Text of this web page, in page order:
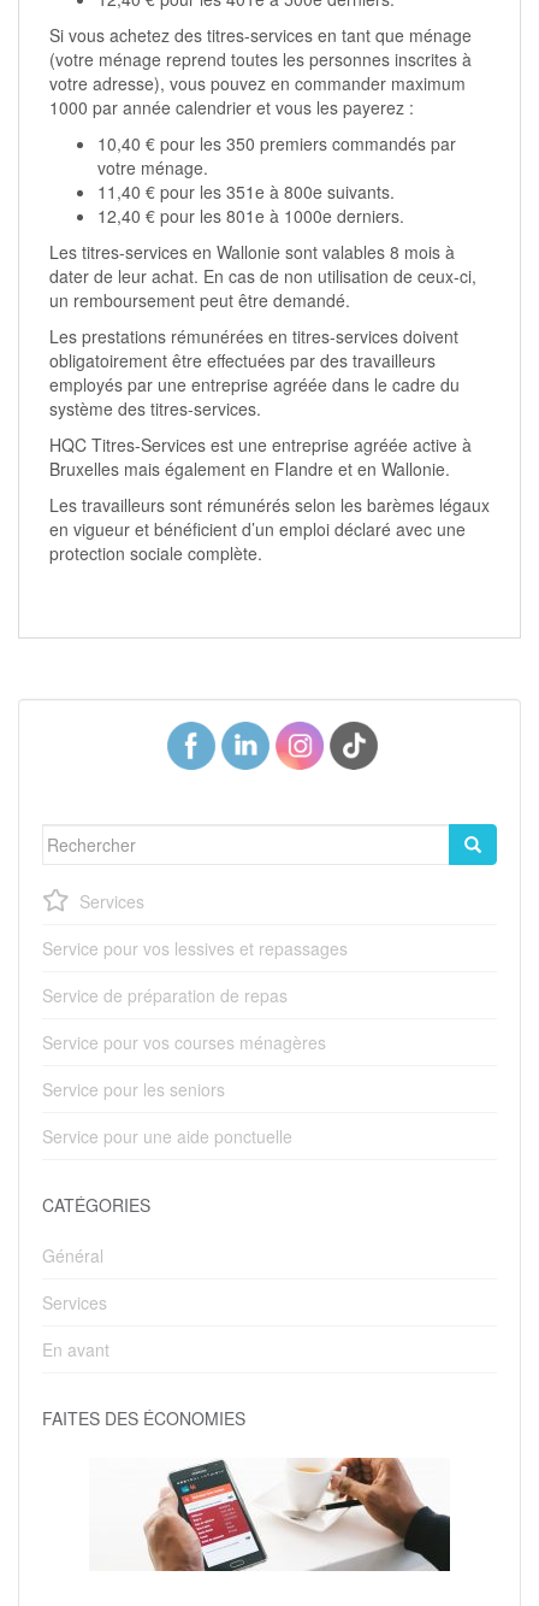
Si vous achetez des titres-services en tant que ménage
(votre ménage reprend toutes les personnes inscrites à
votre adresse), vous pouvez en commander maximum
1000 par année calendrier et vous les payerez :
10,40 € pour les 350 premiers commandés par
votre ménage.
11,40 € pour les 351e à 800e suivants.
12,40 € pour les 801e à 1000e derniers.
Les titres-services en Wallonie sont valables 8 mois à
dater de leur achat. En cas de non utilisation de ceux-ci,
un remboursement peut être demandé.
Les prestations rémunérées en titres-services doivent
obligatoirement être effectuées par des travailleurs
employés par une entreprise agréée dans le cadre du
système des titres-services.
HQC Titres-Services est une entreprise agréée active à
Bruxelles mais également en Flandre et en Wallonie.
Les travailleurs sont rémunérés selon les barèmes légaux
en vigueur et bénéficient d’un emploi déclaré avec une
protection sociale complète.
Rechercher...
Services
Service pour vos lessives et repassages
Service de préparation de repas
Service pour vos courses ménagères
Service pour les seniors
Service pour une aide ponctuelle
CATÉGORIES
Général
Services
En avant
FAITES DES ÉCONOMIES